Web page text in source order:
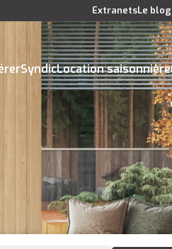
ExtranetsLe blog
SyndicLocation saisonnière